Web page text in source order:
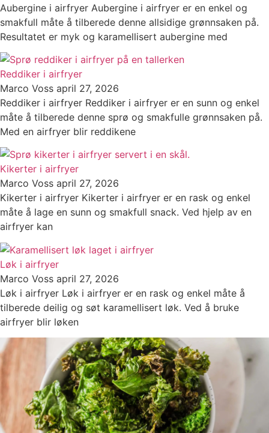
Aubergine i airfryer Aubergine i airfryer er en enkel og
smakfull måte å tilberede denne allsidige grønnsaken på.
Resultatet er myk og karamellisert aubergine med
Reddiker i airfryer
Marco Voss april 27, 2026
Reddiker i airfryer Reddiker i airfryer er en sunn og enkel
måte å tilberede denne sprø og smakfulle grønnsaken på.
Med en airfryer blir reddikene
Kikerter i airfryer
Marco Voss april 27, 2026
Kikerter i airfryer Kikerter i airfryer er en rask og enkel
måte å lage en sunn og smakfull snack. Ved hjelp av en
airfryer kan
Løk i airfryer
Marco Voss april 27, 2026
Løk i airfryer Løk i airfryer er en rask og enkel måte å
tilberede deilig og søt karamellisert løk. Ved å bruke
airfryer blir løken